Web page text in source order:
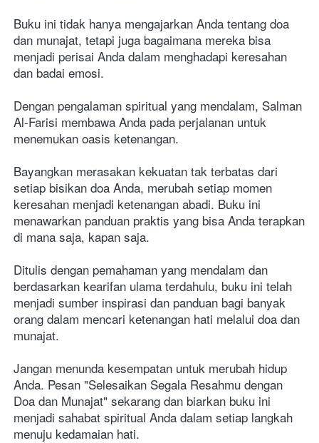
Buku ini tidak hanya mengajarkan Anda tentang doa
dan munajat, tetapi juga bagaimana mereka bisa
menjadi perisai Anda dalam menghadapi keresahan
dan badai emosi.
Dengan pengalaman spiritual yang mendalam, Salman
Al-Farisi membawa Anda pada perjalanan untuk
menemukan oasis ketenangan.
Bayangkan merasakan kekuatan tak terbatas dari
setiap bisikan doa Anda, merubah setiap momen
keresahan menjadi ketenangan abadi. Buku ini
menawarkan panduan praktis yang bisa Anda terapkan
di mana saja, kapan saja.
Ditulis dengan pemahaman yang mendalam dan
berdasarkan kearifan ulama terdahulu, buku ini telah
menjadi sumber inspirasi dan panduan bagi banyak
orang dalam mencari ketenangan hati melalui doa dan
munajat.
Jangan menunda kesempatan untuk merubah hidup
Anda. Pesan "Selesaikan Segala Resahmu dengan
Doa dan Munajat" sekarang dan biarkan buku ini
menjadi sahabat spiritual Anda dalam setiap langkah
menuju kedamaian hati.